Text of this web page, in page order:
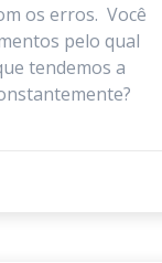
os erros. Você
pelo qual
tendemos a